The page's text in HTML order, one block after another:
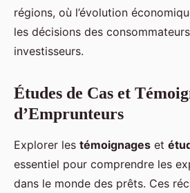
régions, où l’évolution
les décisions des
investisseurs.
Études de Cas et
d’Emprunteurs
Explorer les témoignages et
essentiel pour comprendre les
dans le monde des prêts. Ces